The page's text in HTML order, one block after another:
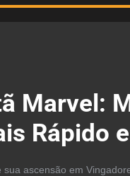
Marvel:
Rápido
ascensão em